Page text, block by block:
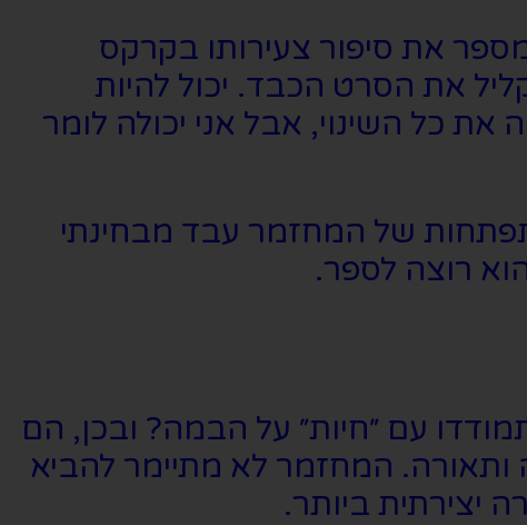
את סיפור צעירותו בקרקס
את הסרט הכבד. יכול להיות
את כל השינוי, אבל אני יכולה לומר
של המחזמר עבד מבחינתי
רוצה לספר.
עם ״חיות״ על הבמה? ובכן, הם
ותאורה. המחזמר לא מתיימר להביא
יצירתית ביותר.